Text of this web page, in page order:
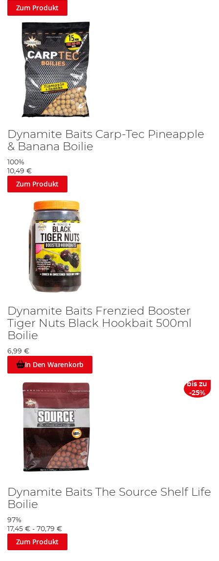
Zum Produkt
Dynamite Baits Carp-Tec Pineapple
& Banana Boilie
100%
10,49 €
Zum Produkt
Dynamite Baits Frenzied Booster
Tiger Nuts Black Hookbait 500ml
Boilie
6,99 €
In Den Warenkorb
bis zu
-25%
Dynamite Baits The Source Shelf Life
Boilie
97%
17,45 € - 70,79 €
Zum Produkt